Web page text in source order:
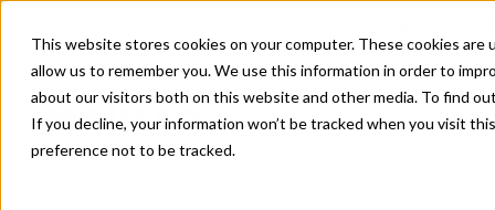
This website stores cookies on your computer. These cookies
allow us to remember you. We use this information in order to
about our visitors both on this website and other media. To find
If you decline, your information won’t be tracked when you visit
preference not to be tracked.
Le Nostre Soluzioni I